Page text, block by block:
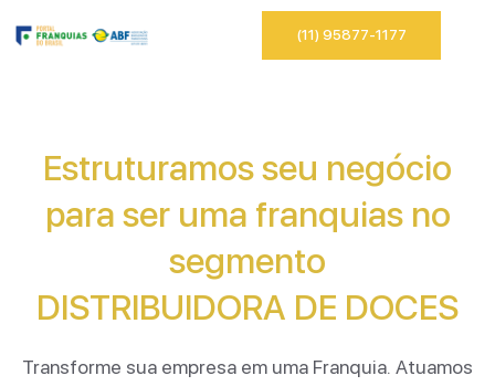
(11) 95877-1177
Estruturamos seu negócio
para ser uma franquias no
segmento
DISTRIBUIDORA DE DOCES
Transforme sua empresa em uma Franquia. Atuamos